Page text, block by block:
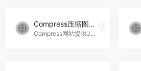
Compress压缩图片工具
Compress网站提供JPEG、PNG、GIF、PDF等格式文件的在线压缩服务。